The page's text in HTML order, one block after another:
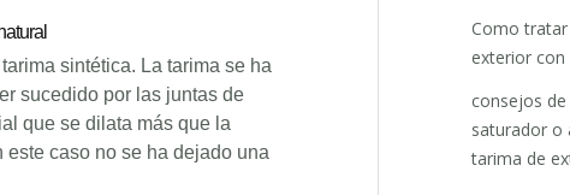
sintética. La tarima se ha
sucedido por las juntas de
que se dilata más que la
caso no se ha dejado una
Como
exterior con
consejos
saturador o
tarima de